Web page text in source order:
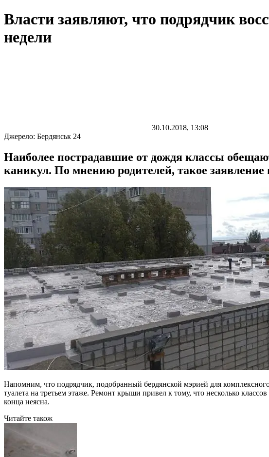
Власти заявляют, что подрядчик
недели
30.10.2018, 13:08
Джерело: Бердянськ 24
Наиболее пострадавшие от дождя классы
каникул. По мнению родителей, такое
Напомним, что подрядчик, подобранный бердянской мэрией для
туалета на третьем этаже. Ремонт крыши привел к тому, что несколько
конца неясна.
Читайте також